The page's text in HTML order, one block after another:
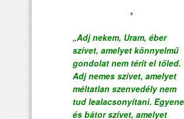
*
„Adj nekem, Uram, éber
szívet, amelyet könnyelmű
gondolat nem térít el tőled.
Adj nemes szívet, amelyet
méltatlan szenvedély nem
tud lealacsonyítani.
és bátor szívet, amelyet